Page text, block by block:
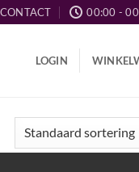
CONTACT 00:00 -
LOGIN